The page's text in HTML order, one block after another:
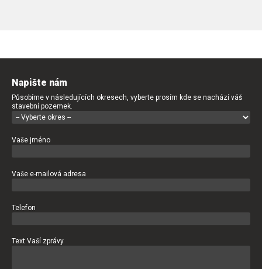
Napište nám
Působíme v následujících okresech, vyberte prosím kde se nachází váš
stavební pozemek.
Vaše jméno
Vaše e-mailová adresa
Telefon
Text Vaší zprávy